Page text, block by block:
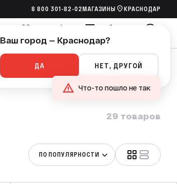
8 800 301-82-02 МАГАЗИНЫ КРАСНОДАР
ИзбранноеСравнениеСметыКорзина
Канализация Ручной инструмент
29 товаров
ПО ПОПУЛЯРНОСТИ
Ваш город — Краснодар?
ДА НЕТ, ДРУГОЙ
Что-то пошло не так